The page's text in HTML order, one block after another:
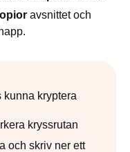
avsnittet och
kunna kryptera
kryssrutan
och skriv ner ett